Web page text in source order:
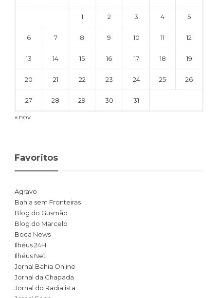
1 2 3 4 5
6 7 8 9 10 11 12
13 14 15 16 17 18 19
20 21 22 23 24 25 26
27 28 29 30 31
« nov
Favoritos
Agravo
Bahia sem Fronteiras
Blog do Gusmão
Blog do Marcelo
Boca News
Ilhéus 24H
Ilhéus Net
Jornal Bahia Online
Jornal da Chapada
Jornal do Radialista